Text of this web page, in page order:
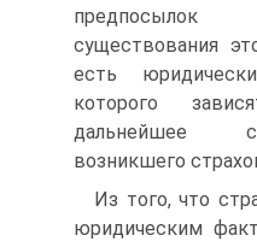
предпосылок
существования
есть
которого
дальнейшее
возникшего
Из того, что
юридическим